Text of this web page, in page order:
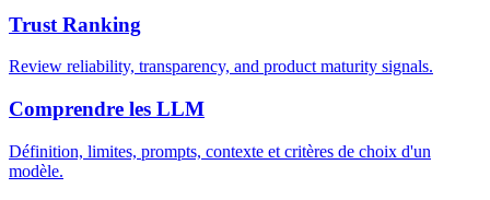
Trust Ranking
Review reliability, transparency, and product maturity signals.
Comprendre les LLM
Définition, limites, prompts, contexte et critères de choix d'un
modèle.